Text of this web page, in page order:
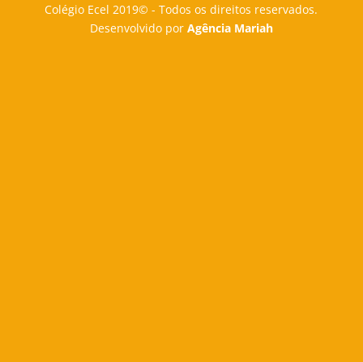
Colégio Ecel 2019© - Todos os direitos reservados.
Desenvolvido por Agência Mariah